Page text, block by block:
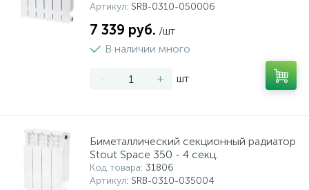
Артикул: SRB-0310-050006
7 339 руб. /шт
В наличии много
- + шт
Биметаллический секционный радиатор
Stout Space 350 - 4 секц.
Код товара: 31806
Артикул: SRB-0310-035004